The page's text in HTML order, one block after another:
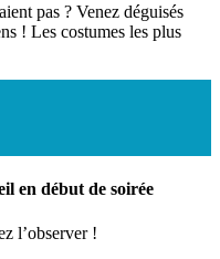
pas ? Venez déguisés
! Les costumes les plus
en début de soirée
l’observer !